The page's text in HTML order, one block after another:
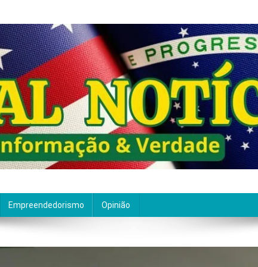
Empreendedorismo Opinião